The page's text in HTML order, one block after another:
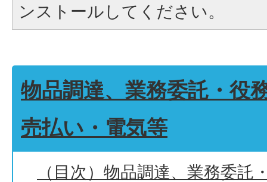
ンストールしてください。
物品調達、業務委託・役
売払い・電気等
（目次）物品調達、業務委託